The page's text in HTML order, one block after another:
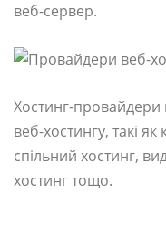
веб-сервер.
Хостинг-провайдери
веб-хостингу, такі як
спільний хостинг,
хостинг тощо.